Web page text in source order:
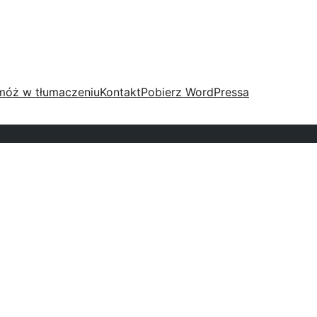
w tłumaczeniuKontaktPobierz WordPressa